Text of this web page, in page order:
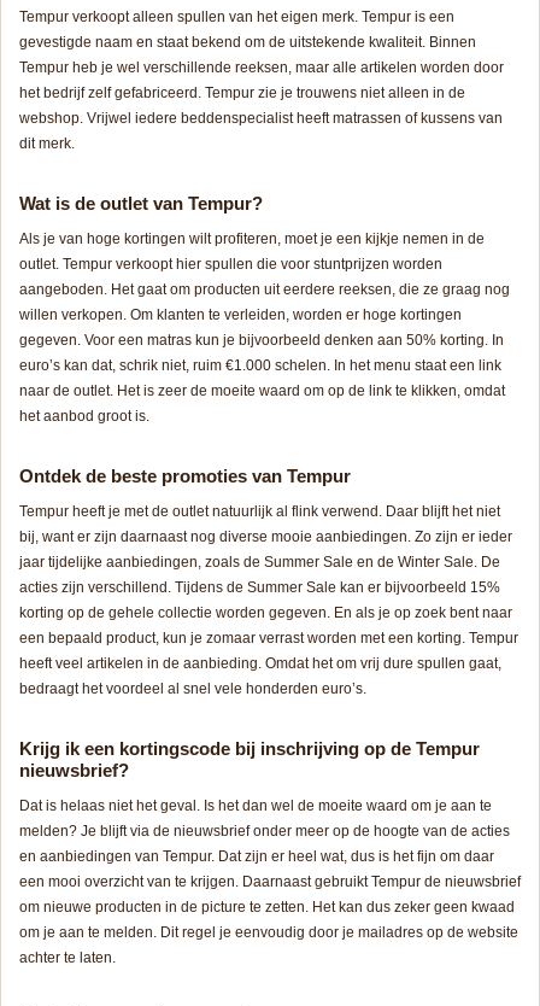
Tempur verkoopt alleen spullen van het eigen merk. Tempur is een
gevestigde naam en staat bekend om de uitstekende kwaliteit. Binnen
Tempur heb je wel verschillende reeksen, maar alle artikelen worden door
het bedrijf zelf gefabriceerd. Tempur zie je trouwens niet alleen in de
webshop. Vrijwel iedere beddenspecialist heeft matrassen of kussens van
dit merk.
Wat is de outlet van Tempur?
Als je van hoge kortingen wilt profiteren, moet je een kijkje nemen in de
outlet. Tempur verkoopt hier spullen die voor stuntprijzen worden
aangeboden. Het gaat om producten uit eerdere reeksen, die ze graag nog
willen verkopen. Om klanten te verleiden, worden er hoge kortingen
gegeven. Voor een matras kun je bijvoorbeeld denken aan 50% korting. In
euro’s kan dat, schrik niet, ruim €1.000 schelen. In het menu staat een link
naar de outlet. Het is zeer de moeite waard om op de link te klikken, omdat
het aanbod groot is.
Ontdek de beste promoties van Tempur
Tempur heeft je met de outlet natuurlijk al flink verwend. Daar blijft het niet
bij, want er zijn daarnaast nog diverse mooie aanbiedingen. Zo zijn er ieder
jaar tijdelijke aanbiedingen, zoals de Summer Sale en de Winter Sale. De
acties zijn verschillend. Tijdens de Summer Sale kan er bijvoorbeeld 15%
korting op de gehele collectie worden gegeven. En als je op zoek bent naar
een bepaald product, kun je zomaar verrast worden met een korting. Tempur
heeft veel artikelen in de aanbieding. Omdat het om vrij dure spullen gaat,
bedraagt het voordeel al snel vele honderden euro’s.
Krijg ik een kortingscode bij inschrijving op de Tempur
nieuwsbrief?
Dat is helaas niet het geval. Is het dan wel de moeite waard om je aan te
melden? Je blijft via de nieuwsbrief onder meer op de hoogte van de acties
en aanbiedingen van Tempur. Dat zijn er heel wat, dus is het fijn om daar
een mooi overzicht van te krijgen. Daarnaast gebruikt Tempur de nieuwsbrief
om nieuwe producten in de picture te zetten. Het kan dus zeker geen kwaad
om je aan te melden. Dit regel je eenvoudig door je mailadres op de website
achter te laten.